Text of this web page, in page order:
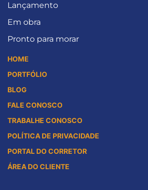
Lançamento
Em obra
Pronto para morar
HOME
PORTFÓLIO
BLOG
FALE CONOSCO
TRABALHE CONOSCO
POLÍTICA DE PRIVACIDADE
PORTAL DO CORRETOR
ÁREA DO CLIENTE